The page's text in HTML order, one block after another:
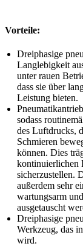
Vorteile:
Dreiphasige
Langlebigkeit
unter rauen
dass sie über
Leistung bieten.
sodass
des Luftdrucks,
Schmieren
können. Dies
kontinuierlichen
sicherzustellen.
außerdem sehr
wartungsarm
ausgetauscht
Dreiphasige
Werkzeug, das
wird.